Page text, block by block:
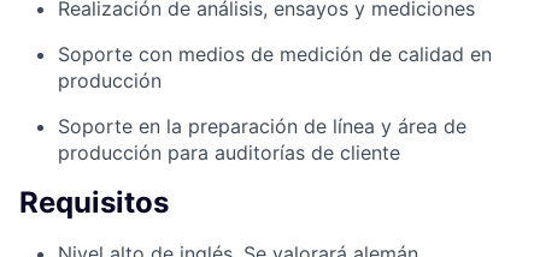
Realización de análisis, ensayos y mediciones
Soporte con medios de medición de calidad en
producción
Soporte en la preparación de línea y área de
producción para auditorías de cliente
Requisitos